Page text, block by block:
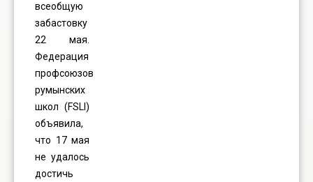
всеобщую
забастовку
22 мая.
Федерация
профсоюзов
румынских
школ (FSLI)
объявила,
что 17 мая
не удалось
достичь